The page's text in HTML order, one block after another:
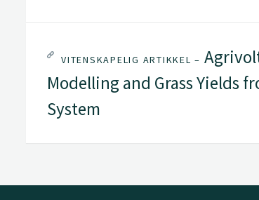
VITENSKAPELIG ARTIKKEL –
Modelling and Grass Yields
System